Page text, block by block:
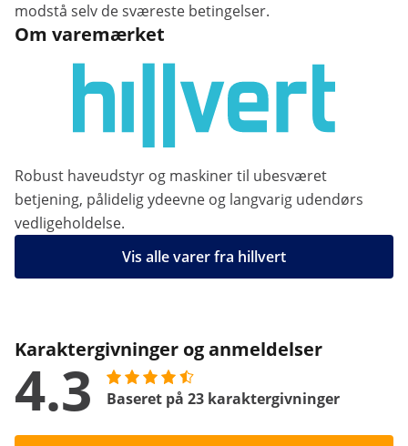
modstå selv de sværeste betingelser.
Om varemærket
Robust haveudstyr og maskiner til ubesværet
betjening, pålidelig ydeevne og langvarig udendørs
vedligeholdelse.
Vis alle varer fra hillvert
Karaktergivninger og anmeldelser
4.3 Baseret på 23 karaktergivninger